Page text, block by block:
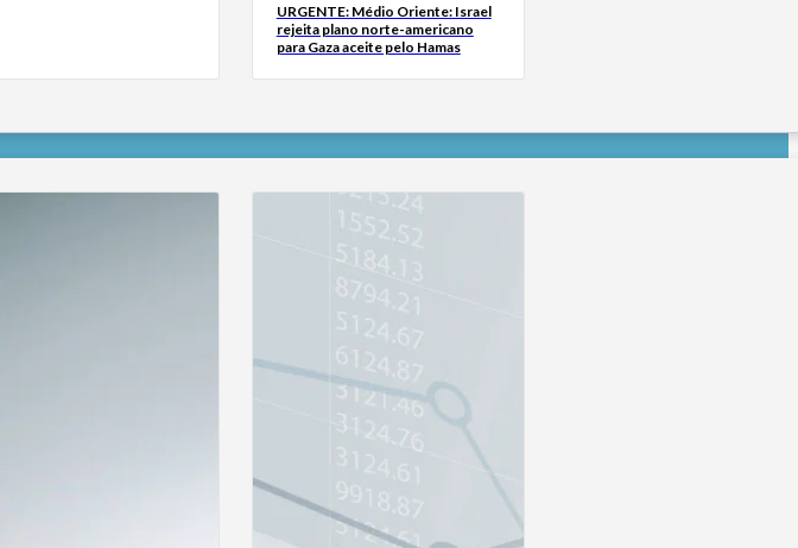
URGENTE: Médio Oriente: Israel
rejeita plano norte-americano
para Gaza aceite pelo Hamas